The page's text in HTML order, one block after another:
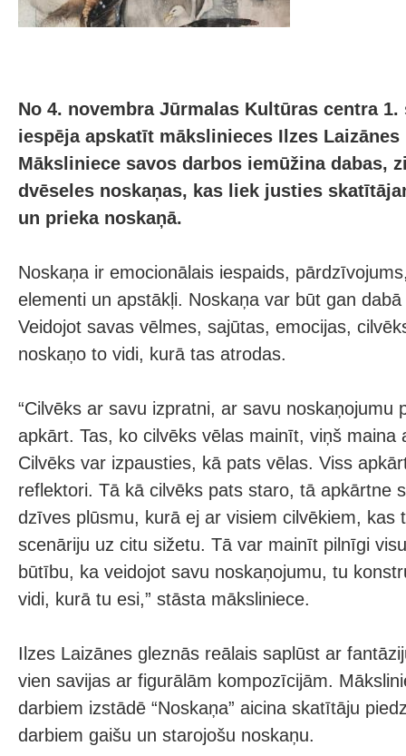
No 4. novembra Jūrmalas Kultūras centra 1.
iespēja apskatīt mākslinieces Ilzes Laizānes
Māksliniece savos darbos iemūžina dabas,
dvēseles noskaņas, kas liek justies
un prieka noskaņā.
Noskaņa ir emocionālais iespaids,
elementi un apstākļi. Noskaņa var būt gan
Veidojot savas vēlmes, sajūtas, emocijas,
noskaņo to vidi, kurā tas atrodas.
“Cilvēks ar savu izpratni, ar savu noskaņojumu
apkārt. Tas, ko cilvēks vēlas mainīt, viņš maina
Cilvēks var izpausties, kā pats vēlas. Viss
reflektori. Tā kā cilvēks pats staro, tā apkārtne
dzīves plūsmu, kurā ej ar visiem cilvēkiem, kas
scenāriju uz citu sižetu. Tā var mainīt pilnīgi
būtību, ka veidojot savu noskaņojumu, tu
vidi, kurā tu esi,” stāsta māksliniece.
Ilzes Laizānes gleznās reālais saplūst ar
vien savijas ar figurālām kompozīcijām.
darbiem izstādē “Noskaņa” aicina skatītāju
darbiem gaišu un starojošu noskaņu.